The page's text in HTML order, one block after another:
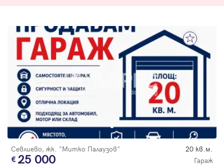
Севлиево, жк. "Митко Палаузов" 20 кв.м.
25 000 Гараж